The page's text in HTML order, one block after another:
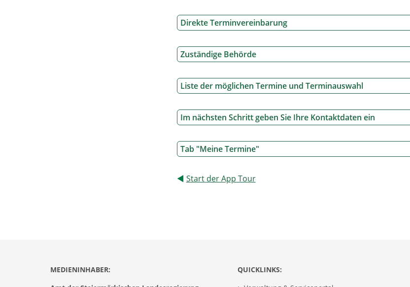
Direkte Terminvereinbarung
Zuständige Behörde
Liste der möglichen Termine und Terminauswahl
Im nächsten Schritt geben Sie Ihre Kontaktdaten ein
Tab "Meine Termine"
◄ Start der App Tour
MEDIENINHABER:
QUICKLINKS: